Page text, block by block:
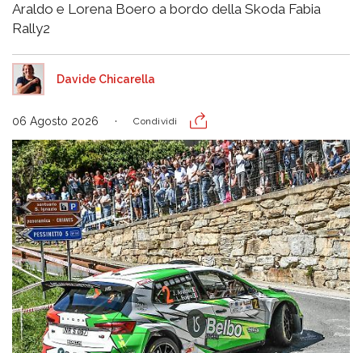
Araldo e Lorena Boero a bordo della Skoda Fabia
Rally2
Davide Chicarella
06 Agosto 2026 Condividi